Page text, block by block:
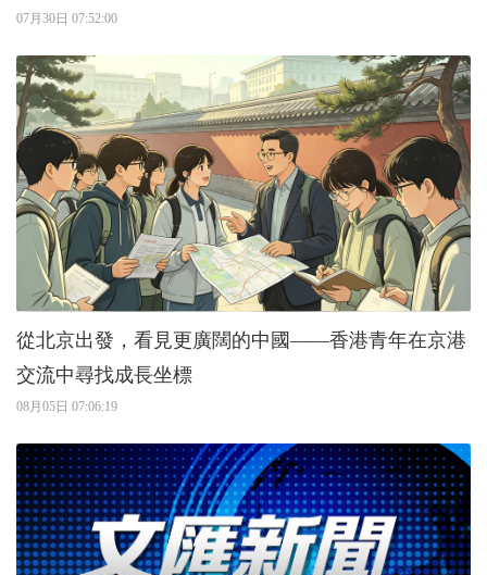
07月30日 07:52:00
從北京出發，看見更廣闊的中國——香港青年在京港
交流中尋找成長坐標
08月05日 07:06:19